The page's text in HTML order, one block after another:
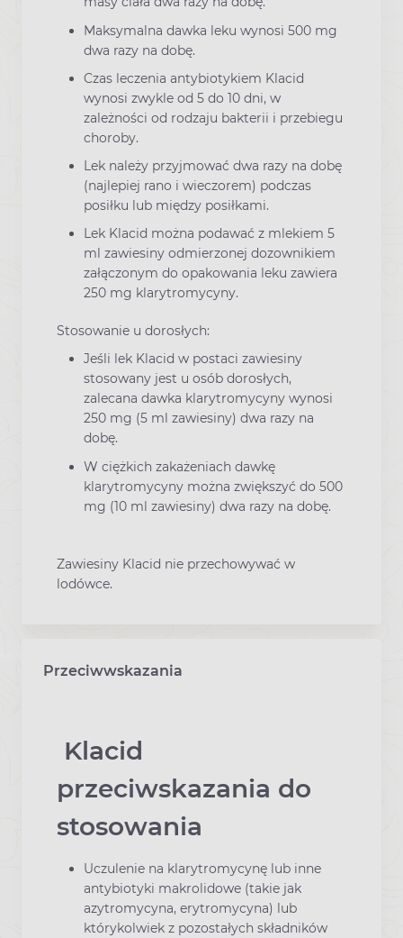
Maksymalna dawka leku wynosi 500 mg
dwa razy na dobę.
Czas leczenia antybiotykiem Klacid
wynosi zwykle od 5 do 10 dni, w
zależności od rodzaju bakterii i przebiegu
choroby.
Lek należy przyjmować dwa razy na dobę
(najlepiej rano i wieczorem) podczas
posiłku lub między posiłkami.
Lek Klacid można podawać z mlekiem 5
ml zawiesiny odmierzonej dozownikiem
załączonym do opakowania leku zawiera
250 mg klarytromycyny.
Stosowanie u dorosłych:
Jeśli lek Klacid w postaci zawiesiny
stosowany jest u osób dorosłych,
zalecana dawka klarytromycyny wynosi
250 mg (5 ml zawiesiny) dwa razy na
dobę.
W ciężkich zakażeniach dawkę
klarytromycyny można zwiększyć do 500
mg (10 ml zawiesiny) dwa razy na dobę.
Zawiesiny Klacid nie przechowywać w
lodówce.
Przeciwwskazania
Klacid
przeciwskazania do
stosowania
Uczulenie na klarytromycynę lub inne
antybiotyki makrolidowe (takie jak
azytromycyna, erytromycyna) lub
którykolwiek z pozostałych składników